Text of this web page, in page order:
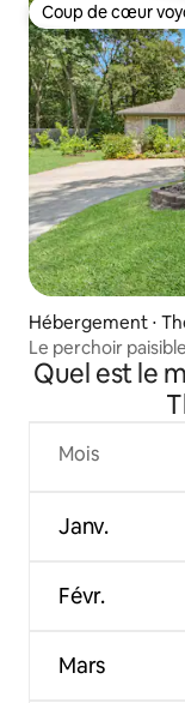
Coup de cœur
Coup de cœur
Hébergement ⋅
Le perchoir paisible
Quel est le
Mois
Janv.
Févr.
Mars